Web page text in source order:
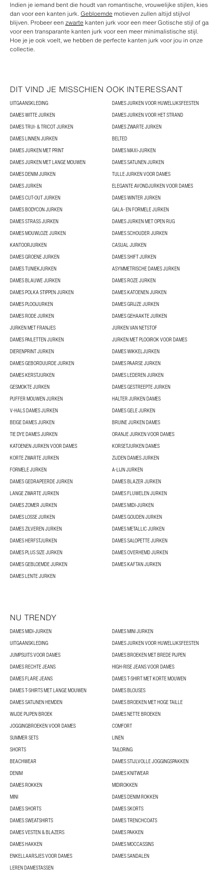
Indien je iemand bent die houdt van romantische, vrouwelijke stijlen, kies
dan voor een kanten jurk.Gebloemde motieven zullen altijd stijlvol
blijven. Probeer een zwarte kanten jurk voor een meer Gotische stijl of ga
voor een transparante kanten jurk voor een meer minimalistische stijl.
Hoe je je ook voelt, we hebben de perfecte kanten jurk voor jou in onze
collectie.
DIT VIND JE MISSCHIEN OOK INTERESSANT
UITGAANSKLEDING
DAMES JURKEN VOOR HUWELIJKSFEESTEN
DAMES WITTE JURKEN
DAMES JURKEN VOOR HET STRAND
DAMES TRUI- & TRICOT JURKEN
DAMES ZWARTE JURKEN
DAMES LINNEN JURKEN
BELTED
DAMES JURKEN MET PRINT
DAMES MAXI-JURKEN
DAMES JURKEN MET LANGE MOUWEN
DAMES SATIJNEN JURKEN
DAMES DENIM JURKEN
TULLE JURKEN VOOR DAMES
DAMES JURKEN
ELEGANTE AVONDJURKEN VOOR DAMES
DAMES CUT-OUT JURKEN
DAMES WINTER JURKEN
DAMES BODYCON JURKEN
GALA- EN FORMELE JURKEN
DAMES STRASS JURKEN
DAMES JURKEN MET OPEN RUG
DAMES MOUWLOZE JURKEN
DAMES SCHOUDER JURKEN
KANTOORJURKEN
CASUAL JURKEN
DAMES GROENE JURKEN
DAMES SHIFT JURKEN
DAMES TUNIEKJURKEN
ASYMMETRISCHE DAMES JURKEN
DAMES BLAUWE JURKEN
DAMES ROZE JURKEN
DAMES POLKA STIPPEN JURKEN
DAMES KATOENEN JURKEN
DAMES PLOOIJURKEN
DAMES GRIJZE JURKEN
DAMES RODE JURKEN
DAMES GEHAAKTE JURKEN
JURKEN MET FRANJES
JURKEN VAN NETSTOF
DAMES PAILETTEN JURKEN
JURKEN MET PLOOIROK VOOR DAMES
DIERENPRINT JURKEN
DAMES WIKKELJURKEN
DAMES GEBORDUURDE JURKEN
DAMES PAARSE JURKEN
DAMES KERSTJURKEN
DAMES LEDEREN JURKEN
GESMOKTE JURKEN
DAMES GESTREEPTE JURKEN
PUFFER MOUWEN JURKEN
HALTER JURKEN DAMES
V-HALS DAMES JURKEN
DAMES GELE JURKEN
BEIGE DAMES JURKEN
BRUINE JURKEN DAMES
TIE DYE DAMES JURKEN
ORANJE JURKEN VOOR DAMES
KATOENEN JURKEN VOOR DAMES
KORSETJURKEN DAMES
KORTE ZWARTE JURKEN
ZIJDEN DAMES JURKEN
FORMELE JURKEN
A-LIJN JURKEN
DAMES GEDRAPEERDE JURKEN
DAMES BLAZER JURKEN
LANGE ZWARTE JURKEN
DAMES FLUWELEN JURKEN
DAMES ZOMER JURKEN
DAMES MIDI-JURKEN
DAMES LOSSE JURKEN
DAMES GOUDEN JURKEN
DAMES ZILVEREN JURKEN
DAMES METALLIC JURKEN
DAMES HERFSTJURKEN
DAMES SALOPETTE JURKEN
DAMES PLUS SIZE JURKEN
DAMES OVERHEMD JURKEN
DAMES GEBLOEMDE JURKEN
DAMES KAFTAN JURKEN
DAMES LENTE JURKEN
NU TRENDY
DAMES MIDI-JURKEN
DAMES MINI JURKEN
UITGAANSKLEDING
DAMES JURKEN VOOR HUWELIJKSFEESTEN
JUMPSUITS VOOR DAMES
DAMES BROEKEN MET BREDE PIJPEN
DAMES RECHTE JEANS
HIGH-RISE JEANS VOOR DAMES
DAMES FLARE JEANS
DAMES T-SHIRT MET KORTE MOUWEN
DAMES T-SHIRTS MET LANGE MOUWEN
DAMES BLOUSES
DAMES SATIJNEN HEMDEN
DAMES BROEKEN MET HOGE TAILLE
WIJDE PIJPEN BROEK
DAMES NETTE BROEKEN
JOGGINGBROEKEN VOOR DAMES
COMFORT
SUMMER SETS
LINEN
SHORTS
TAILORING
BEACHWEAR
DAMES STIJLVOLLE JOGGINGSPAKKEN
DENIM
DAMES KNITWEAR
DAMES ROKKEN
MIDIROKKEN
MINI
DAMES DENIM ROKKEN
DAMES SHORTS
DAMES SKORTS
DAMES SWEATSHIRTS
DAMES TRENCHCOATS
DAMES VESTEN & BLAZERS
DAMES PAKKEN
DAMES HAKKEN
DAMES MOCCASSINS
ENKELLAARSJES VOOR DAMES
DAMES SANDALEN
LEREN DAMESTASSEN